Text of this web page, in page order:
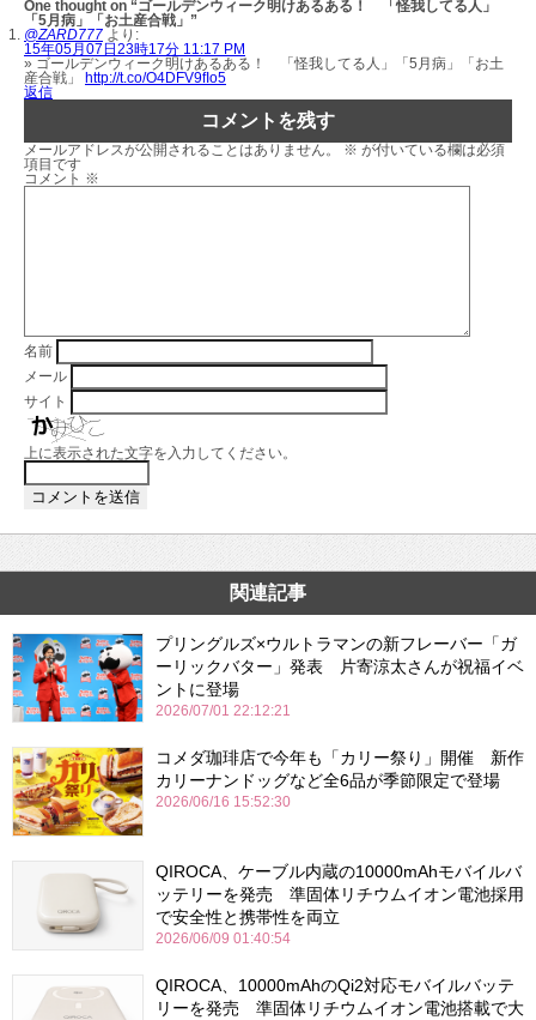
One thought on “ゴールデンウィーク明けあるある！ 「怪我してる人」
「5月病」「お土産合戦」”
@ZARD777 より:
15年05月07日23時17分 11:17 PM
» ゴールデンウィーク明けあるある！ 「怪我してる人」「5月病」「お土
産合戦」 http://t.co/O4DFV9fIo5
返信
コメントを残す
メールアドレスが公開されることはありません。 ※ が付いている欄は必須
項目です
コメント ※
名前
メール
サイト
上に表示された文字を入力してください。
関連記事
プリングルズ×ウルトラマンの新フレーバー「ガ
ーリックバター」発表 片寄涼太さんが祝福イベ
ントに登場
2026/07/01 22:12:21
コメダ珈琲店で今年も「カリー祭り」開催 新作
カリーナンドッグなど全6品が季節限定で登場
2026/06/16 15:52:30
QIROCA、ケーブル内蔵の10000mAhモバイルバ
ッテリーを発売 準固体リチウムイオン電池採用
で安全性と携帯性を両立
2026/06/09 01:40:54
QIROCA、10000mAhのQi2対応モバイルバッテ
リーを発売 準固体リチウムイオン電池搭載で大